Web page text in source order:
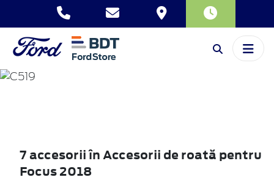
FOCUS
7 accesorii în Accesorii de roată pentru
Focus 2018